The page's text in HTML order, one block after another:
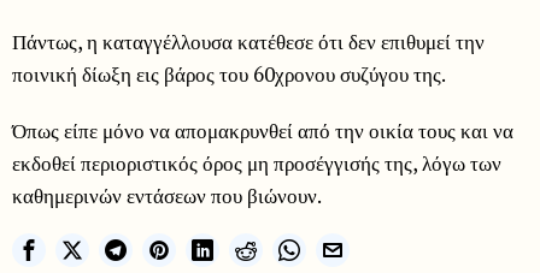
Πάντως, η καταγγέλλουσα κατέθεσε ότι δεν επιθυμεί την
ποινική δίωξη εις βάρος του 60χρονου συζύγου της.
Όπως είπε μόνο να απομακρυνθεί από την οικία τους και να
εκδοθεί περιοριστικός όρος μη προσέγγισής της, λόγω των
καθημερινών εντάσεων που βιώνουν.